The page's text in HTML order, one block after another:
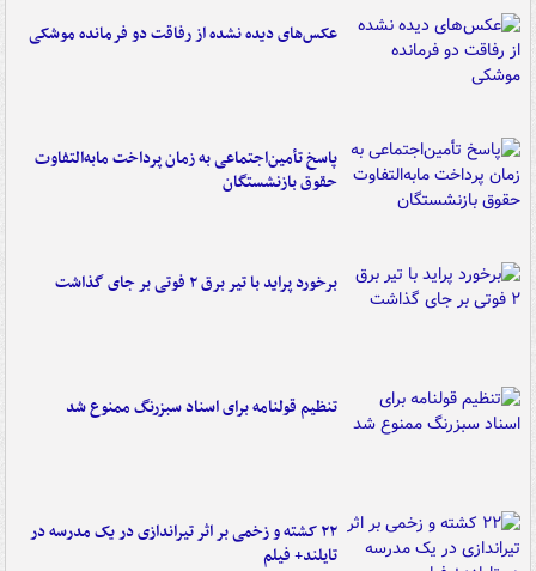
عکس‌های دیده نشده از رفاقت دو فرمانده‌ موشکی
پاسخ تأمین‌اجتماعی به زمان پرداخت مابه‌التفاوت
حقوق بازنشستگان
برخورد پراید با تیر برق ۲ فوتی بر جای گذاشت
تنظیم قولنامه برای اسناد سبزرنگ ممنوع شد
۲۲ کشته و زخمی بر اثر تیراندازی در یک مدرسه در
تایلند+ فیلم